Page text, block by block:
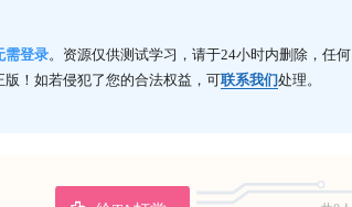
需登录。资源仅供测试学习，请于24小时内删除，任何
！如若侵犯了您的合法权益，可联系我们处理。